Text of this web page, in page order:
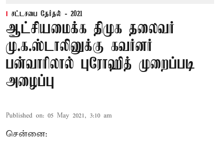
சட்டசபை தேர்தல் - 2021
ஆட்சியமைக்க திமுக தலைவர்
மு.க.ஸ்டாலினுக்கு கவர்னர்
பன்வாரிலால் புரோஹித் முறைப்படி
அழைப்பு
Published on: 05 May 2021, 3:10 am
சென்னை: